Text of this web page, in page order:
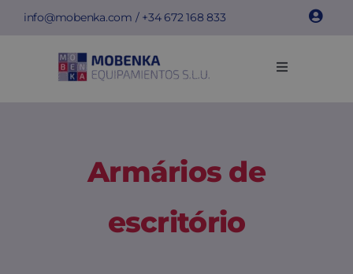
Skipinfo@mobenka.com / +34672 168 833
Toggle
Armários de
escritório